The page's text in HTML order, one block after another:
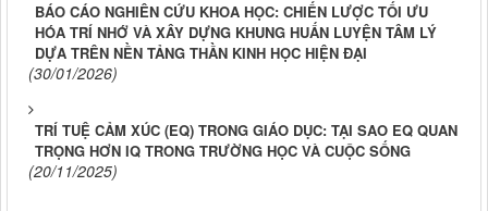
BÁO CÁO NGHIÊN CỨU KHOA HỌC: CHIẾN LƯỢC TỐI ƯU
HÓA TRÍ NHỚ VÀ XÂY DỰNG KHUNG HUẤN LUYỆN TÂM LÝ
DỰA TRÊN NỀN TẢNG THẦN KINH HỌC HIỆN ĐẠI
(30/01/2026)
TRÍ TUỆ CẢM XÚC (EQ) TRONG GIÁO DỤC: TẠI SAO EQ QUAN
TRỌNG HƠN IQ TRONG TRƯỜNG HỌC VÀ CUỘC SỐNG
(20/11/2025)